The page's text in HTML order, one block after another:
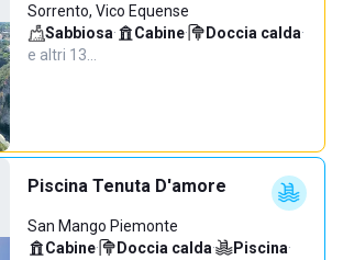
Sorrento, Vico Equense
Sabbiosa· Cabine· Doccia calda·
e altri 13…
Piscina Tenuta D'amore
San Mango Piemonte
Cabine· Doccia calda· Piscina·